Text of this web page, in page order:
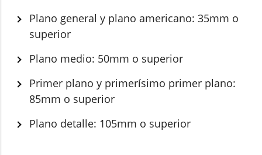
Plano general y plano americano: 35mm o
superior
Plano medio: 50mm o superior
Primer plano y primerísimo primer plano:
85mm o superior
Plano detalle: 105mm o superior